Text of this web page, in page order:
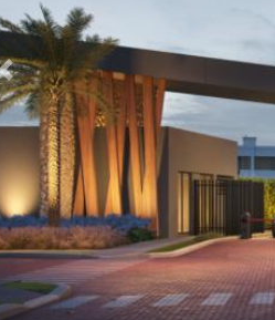
Previous